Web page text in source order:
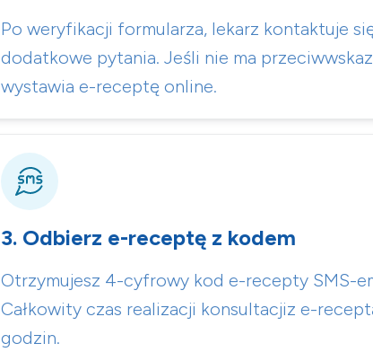
Po weryfikacji formularza, lekarz kontaktuje
dodatkowe pytania. Jeśli nie ma
wystawia e-receptę online.
3. Odbierz e-receptę z kodem
Otrzymujesz 4-cyfrowy kod e-recepty SMS-
Całkowity czas realizacji konsultacjiz e-
godzin.